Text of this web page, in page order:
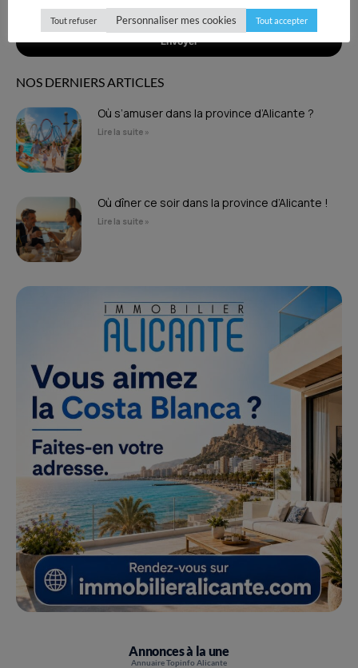
Envoyer
NOS DERNIERS ARTICLES
Où s’amuser dans la province d’Alicante ?
Lire la suite »
Où dîner ce soir dans la province d’Alicante !
Lire la suite »
Annonces à la une
Annuaire Topinfo Alicante
Tout refuser Personnaliser mes cookies Tout accepter